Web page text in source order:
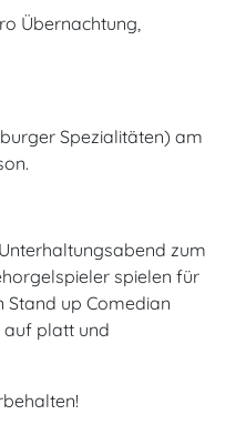
Übernachtung,
Spezialitäten) am
zum
spielen für
Stand up Comedian
auf platt und